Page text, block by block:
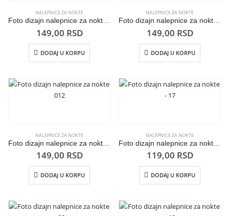
NALEPNICE ZA NOKTE
Foto dizajn nalepnice za nokte 022
149,00 RSD
DODAJ U KORPU
NALEPNICE ZA NOKTE
Foto dizajn nalepnice za nokte 021
149,00 RSD
DODAJ U KORPU
NALEPNICE ZA NOKTE
149,00 RSD
DODAJ U KORPU
NALEPNICE ZA NOKTE
119,00 RSD
DODAJ U KORPU